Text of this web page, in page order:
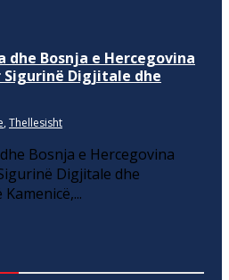
dhe Bosnja e Hercegovina
Digjitale dhe
, Thellesisht
Bosnja e Hercegovina
Digjitale dhe